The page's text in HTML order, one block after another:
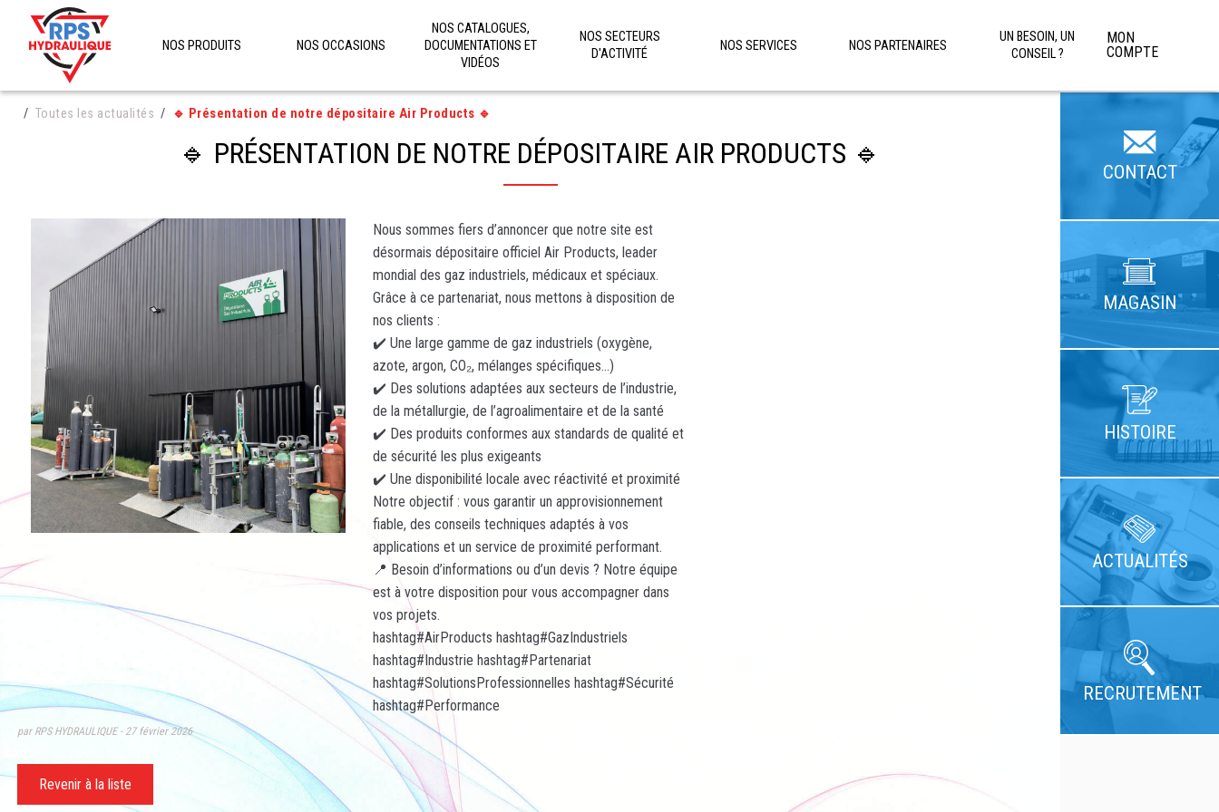
NOS PRODUITS NOS OCCASIONS
NOS CATALOGUES,
DOCUMENTATIONS ET
VIDÉOS
NOS SECTEURS
D'ACTIVITÉ
NOS SERVICES NOS PARTENAIRES
UN BESOIN, UN
CONSEIL ?
MON
COMPTE
Toutes les actualités 🔹 Présentation de notre dépositaire Air Products 🔹
🔹 PRÉSENTATION DE NOTRE DÉPOSITAIRE AIR PRODUCTS 🔹
Nous sommes fiers d’annoncer que notre site est
désormais dépositaire officiel Air Products, leader
mondial des gaz industriels, médicaux et spéciaux.
Grâce à ce partenariat, nous mettons à disposition de
nos clients :
✔️ Une large gamme de gaz industriels (oxygène,
azote, argon, CO₂, mélanges spécifiques…)
✔️ Des solutions adaptées aux secteurs de l’industrie,
de la métallurgie, de l’agroalimentaire et de la santé
✔️ Des produits conformes aux standards de qualité et
de sécurité les plus exigeants
✔️ Une disponibilité locale avec réactivité et proximité
Notre objectif : vous garantir un approvisionnement
fiable, des conseils techniques adaptés à vos
applications et un service de proximité performant.
📍 Besoin d’informations ou d’un devis ? Notre équipe
est à votre disposition pour vous accompagner dans
vos projets.
hashtag#AirProducts hashtag#GazIndustriels
hashtag#Industrie hashtag# Partenariat
hashtag#SolutionsProfessionnelles hashtag#Sécurité
hashtag# Performance
par RPS HYDRAULIQUE 27 février 2026
Revenir à la liste
CONTACT
MAGASIN
HISTOIRE
ACTUALITÉS
RECRUTEMENT